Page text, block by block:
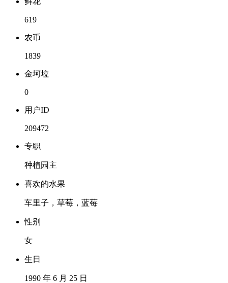
619
农币
1839
金坷垃
0
用户ID
209472
专职
种植园主
喜欢的水果
车里子，草莓，蓝莓
性别
女
生日
1990 年 6 月 25 日